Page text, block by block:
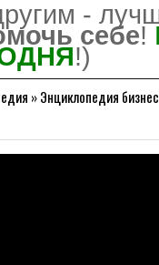
-
себе!
!)
»Энциклопедия